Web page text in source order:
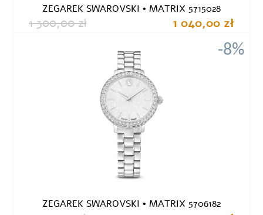
ZEGAREK SWAROVSKI • MATRIX 5715028
1 300,00 zł 1 040,00 zł
-8%
ZEGAREK SWAROVSKI • MATRIX 5706182